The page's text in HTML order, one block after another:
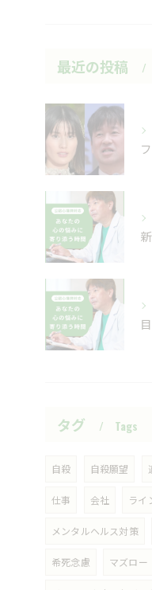
最近の投稿
タグ Tags
自殺 自殺願望
仕事 会社 ライ
メンタルヘルス対策
希死念慮 マズロー